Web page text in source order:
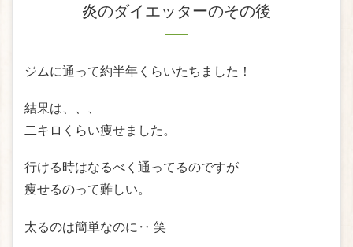
炎のダイエッターのその後
ジムに通って約半年くらいたちました！
結果は、、、
二キロくらい痩せました。
行ける時はなるべく通ってるのですが
痩せるのって難しい。
太るのは簡単なのに‥ 笑